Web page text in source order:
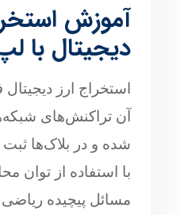
آموزش
دیجیتال با
استخراج ارز
آن تراکنش‌های
شده و در بلاک‌ها
با استفاده از توان
مسائل پیچیده